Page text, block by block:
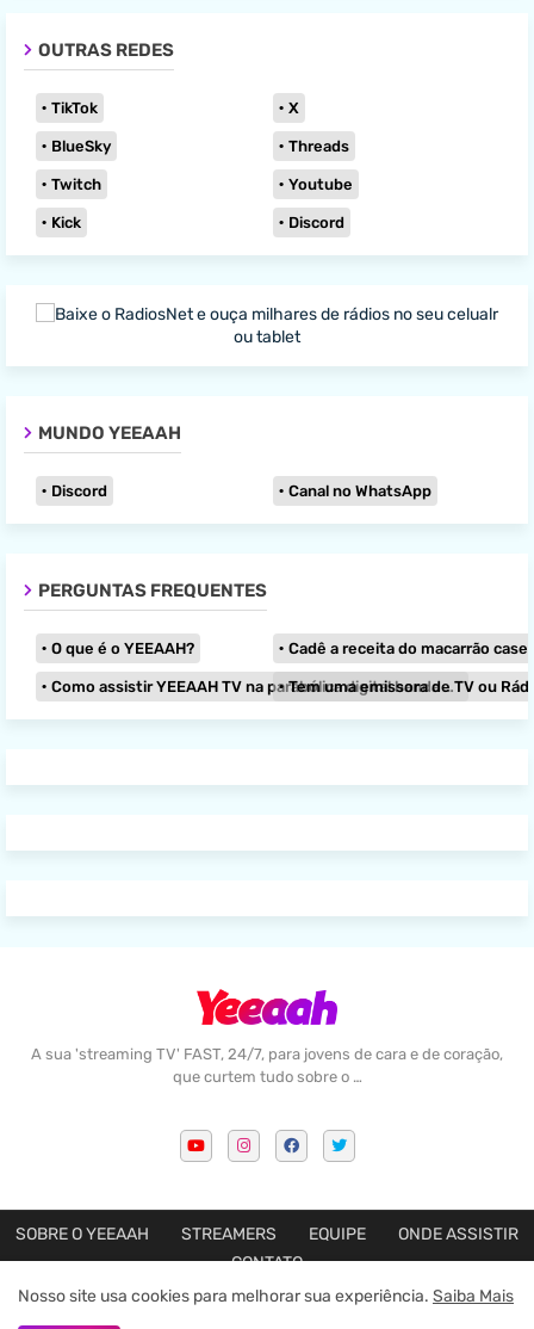
OUTRAS REDES
TikTok X
BlueSky Threads
Twitch Youtube
Kick Discord
MUNDO YEEAAH
Discord Canal no WhatsApp
PERGUNTAS FREQUENTES
O que é o YEEAAH? Cadê a receita do macarrão caseiro
Como assistir YEEAAH TV na parabólica digital banda KU?
Tem uma emissora de TV ou Rádio
A sua 'streaming TV' FAST, 24/7, para jovens de cara e de coração,
que curtem tudo sobre o …
SOBRE O YEEAAH STREAMERS EQUIPE
ONDE ASSISTIR
CONTATO
Feito com amor porBlogger Templates
Nosso site usa cookies para melhorar sua experiência. Saiba Mais